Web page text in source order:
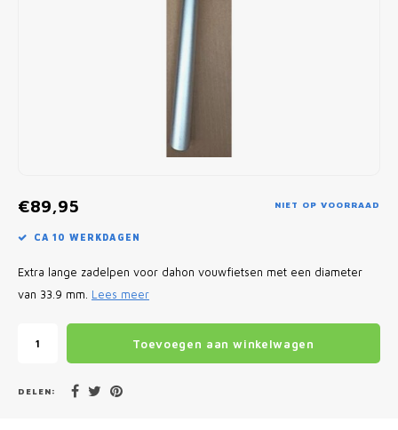
€89,95 NIET OP VOORRAAD
CA 10 WERKDAGEN
Extra lange zadelpen voor dahon vouwfietsen met een diameter
van 33.9 mm. Lees meer
Toevoegen aan winkelwagen
DELEN: